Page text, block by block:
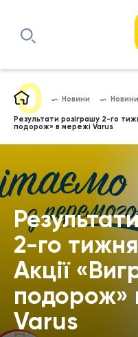
Новини Новини
Результати розіграшу 2-го
подорож» в мережі Varus
2-го
Акції
подорож»
Varus